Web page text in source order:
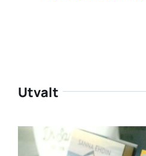
Utvalt